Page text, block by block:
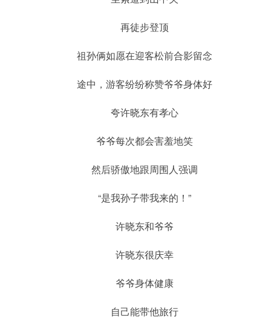
再徒步登顶
祖孙俩如愿在迎客松前合影留念
途中，游客纷纷称赞爷爷身体好
夸许晓东有孝心
爷爷每次都会害羞地笑
然后骄傲地跟周围人强调
“是我孙子带我来的！”
许晓东和爷爷
许晓东很庆幸
爷爷身体健康
自己能带他旅行